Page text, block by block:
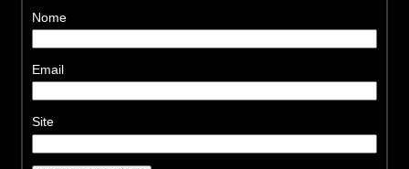
Nome
Email
Site